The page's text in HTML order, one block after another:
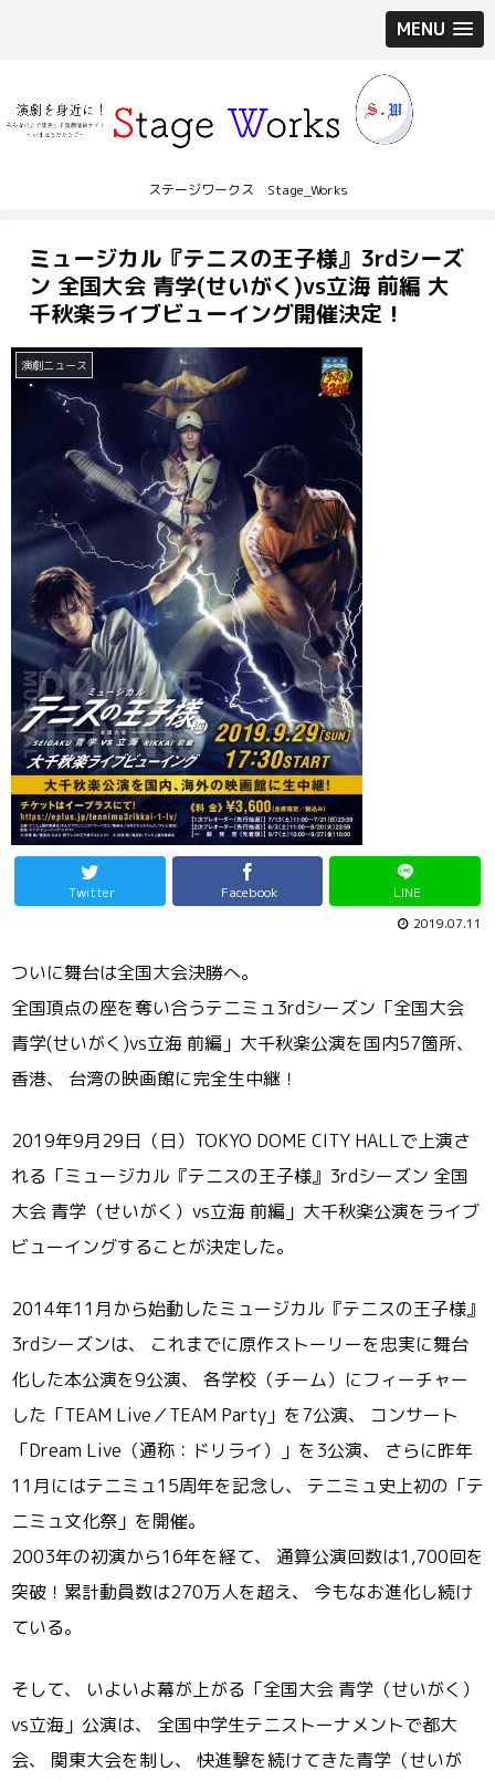
MENU
ステージワークス Stage_Works
ミュージカル『テニスの王子様』3rdシーズ
ン 全国大会 青学(せいがく)vs立海 前編 大
千秋楽ライブビューイング開催決定！
演劇ニュース
Twitter Facebook LINE
2019.07.11
ついに舞台は全国大会決勝へ。
全国頂点の座を奪い合うテニミュ3rdシーズン「全国大会
青学(せいがく)vs立海 前編」大千秋楽公演を国内57箇所、
香港、 台湾の映画館に完全生中継！
2019年9月29日（日）TOKYO DOME CITY HALLで上演さ
れる「ミュージカル『テニスの王子様』3rdシーズン 全国
大会 青学（せいがく）vs立海 前編」大千秋楽公演をライブ
ビューイングすることが決定した。
2014年11月から始動したミュージカル『テニスの王子様』
3rdシーズンは、 これまでに原作ストーリーを忠実に舞台
化した本公演を9公演、 各学校（チーム）にフィーチャー
した「TEAM Live／TEAM Party」を7公演、 コンサート
「Dream Live（通称：ドリライ）」を3公演、 さらに昨年
11月にはテニミュ15周年を記念し、 テニミュ史上初の「テ
ニミュ文化祭」を開催。
2003年の初演から16年を経て、 通算公演回数は1,700回を
突破！累計動員数は270万人を超え、 今もなお進化し続け
ている。
そして、 いよいよ幕が上がる「全国大会 青学（せいがく）
vs立海」公演は、 全国中学生テニストーナメントで都大
会、 関東大会を制し、 快進撃を続けてきた青学（せいが